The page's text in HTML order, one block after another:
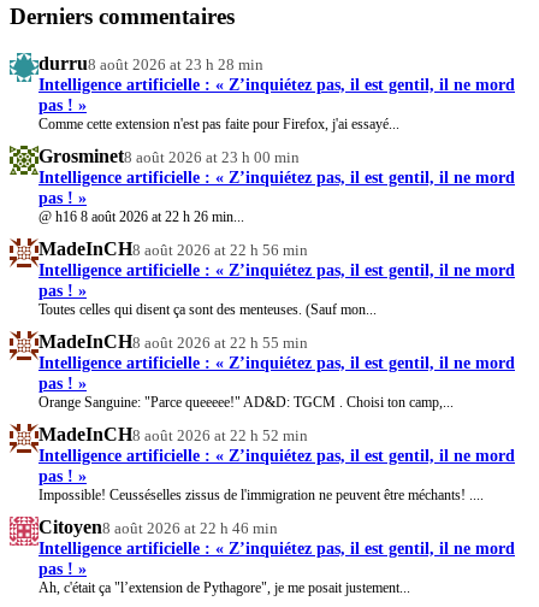
Derniers commentaires
durru8 août 2026 at 23 h 28 min
Intelligence artificielle : « Z’inquiétez pas, il est gentil, il ne mord
pas ! »
Comme cette extension n'est pas faite pour Firefox, j'ai essayé...
Grosminet8 août 2026 at 23 h 00 min
Intelligence artificielle : « Z’inquiétez pas, il est gentil, il ne mord
pas ! »
@ h16 8 août 2026 at 22 h 26 min...
MadeInCH8 août 2026 at 22 h 56 min
Intelligence artificielle : « Z’inquiétez pas, il est gentil, il ne mord
pas ! »
Toutes celles qui disent ça sont des menteuses. (Sauf mon...
MadeInCH8 août 2026 at 22 h 55 min
Intelligence artificielle : « Z’inquiétez pas, il est gentil, il ne mord
pas ! »
Orange Sanguine: "Parce queeeee!" AD&D: TGCM . Choisi ton camp,...
MadeInCH8 août 2026 at 22 h 52 min
Intelligence artificielle : « Z’inquiétez pas, il est gentil, il ne mord
pas ! »
Impossible! Ceusséselles zissus de l'immigration ne peuvent être méchants! ....
Citoyen8 août 2026 at 22 h 46 min
Intelligence artificielle : « Z’inquiétez pas, il est gentil, il ne mord
pas ! »
Ah, c'était ça "l’extension de Pythagore", je me posait justement...